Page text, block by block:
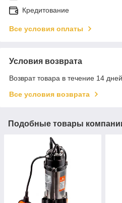
Кредитование
Все условия оплаты
Условия возврата
Возврат товара в течение 14
Все условия возврата
Подобные товары